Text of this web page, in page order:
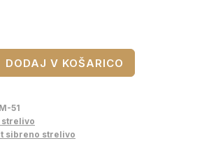
DODAJ V KOŠARICO
51
sibreno strelivo